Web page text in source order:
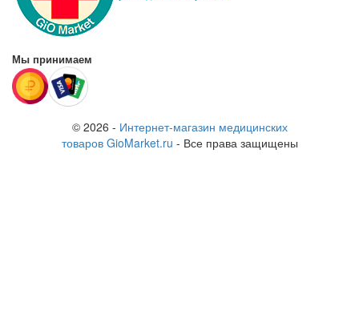
Мы принимаем
© 2026 - Интернет-магазин медицинских
товаров GioMarket.ru - Все права защищены